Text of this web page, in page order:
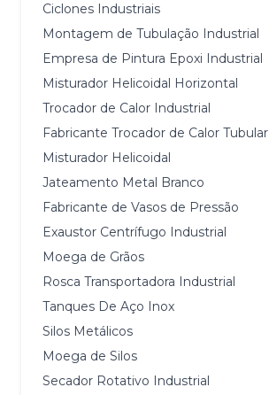
Ciclones Industriais
Montagem de Tubulação Industrial
Empresa de Pintura Epoxi Industrial
Misturador Helicoidal Horizontal
Trocador de Calor Industrial
Fabricante Trocador de Calor Tubular
Misturador Helicoidal
Jateamento Metal Branco
Fabricante de Vasos de Pressão
Exaustor Centrífugo Industrial
Moega de Grãos
Rosca Transportadora Industrial
Tanques De Aço Inox
Silos Metálicos
Moega de Silos
Secador Rotativo Industrial